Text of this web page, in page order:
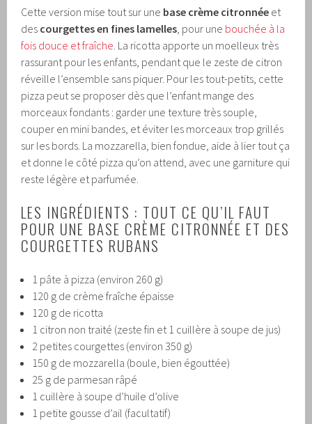
Cette version mise tout sur une base crème citronnée et
des courgettes en fines lamelles , pour une bouchée à la
fois douce et fraîche . La ricotta apporte un moelleux très
rassurant pour les enfants, pendant que le zeste de citron
réveille l’ensemble sans piquer. Pour les tout-petits, cette
pizza peut se proposer dès que l’enfant mange des
morceaux fondants : garder une texture très souple,
couper en mini bandes, et éviter les morceaux trop grillés
sur les bords. La mozzarella, bien fondue, aide à lier tout ça
et donne le côté pizza qu’on attend, avec une garniture qui
reste légère et parfumée.
LES INGRÉDIENTS : TOUT CE QU’IL FAUT
POUR UNE BASE CRÈME CITRONNÉE ET DES
COURGETTES RUBANS
1 pâte à pizza (environ 260 g)
120 g de crème fraîche épaisse
120 g de ricotta
1 citron non traité (zeste fin et 1 cuillère à soupe de jus)
2 petites courgettes (environ 350 g)
150 g de mozzarella (boule, bien égouttée)
25 g de parmesan râpé
1 cuillère à soupe d’huile d’olive
1 petite gousse d’ail (facultatif)